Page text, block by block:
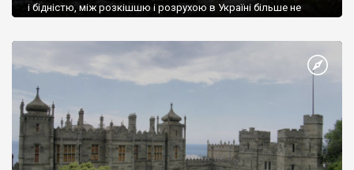
і бідністю, між розкішшю і розрухою в Україні більше не